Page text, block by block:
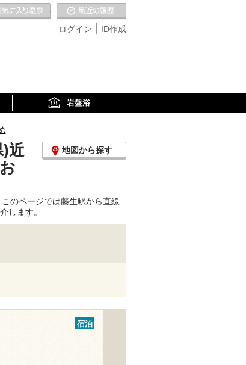
ID作成
ログイン
お気に入りの温泉
岩盤浴
近
地図から探す
のページでは藤生駅から直線
します。
宿泊